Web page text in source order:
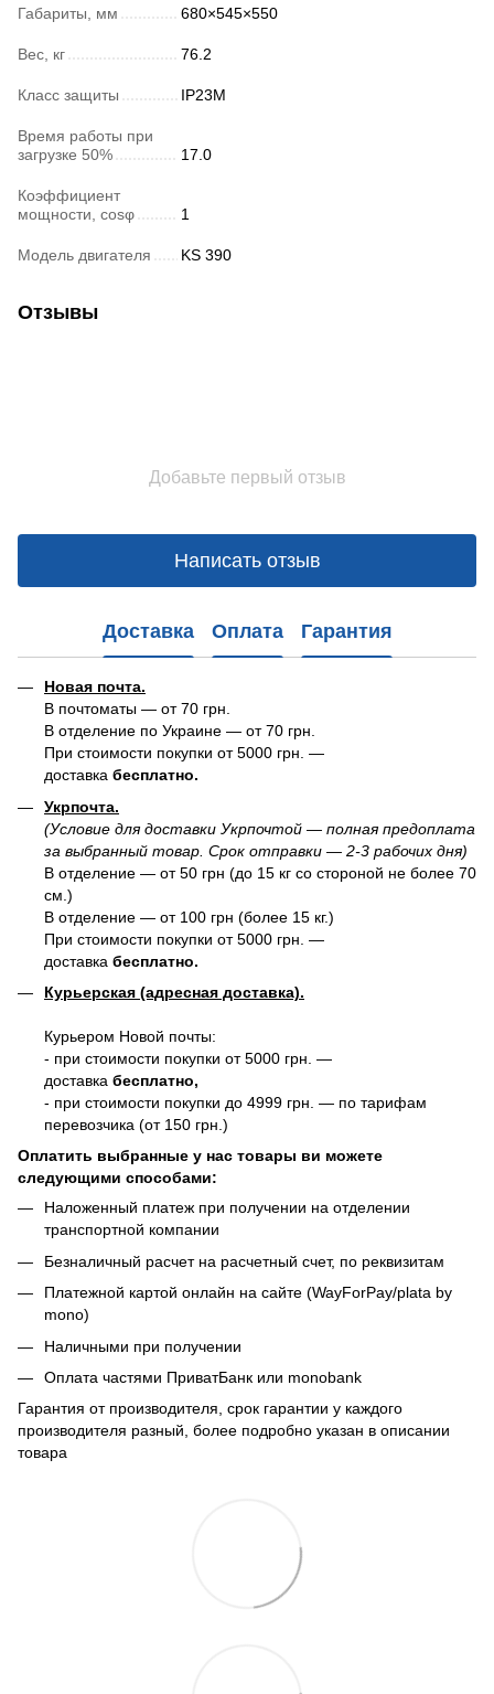
Габариты, мм 680×545×550
Вес, кг 76.2
Класс защиты IP23M
Время работы при
загрузке 50%
17.0
Коэффициент
мощности, cosφ
1
Модель двигателя KS 390
Отзывы
Добавьте первый отзыв
Написать отзыв
Доставка Оплата Гарантия
Новая почта.
В почтоматы — от 70 грн.
В отделение по Украине — от 70 грн.
При стоимости покупки от 5000 грн. —
доставка бесплатно.
Укрпочта.
(Условие для доставки Укрпочтой — полная предоплата
за выбранный товар. Срок отправки — 2-3 рабочих дня)
В отделение — от 50 грн (до 15 кг со стороной не более 70
см.)
В отделение — от 100 грн (более 15 кг.)
При стоимости покупки от 5000 грн. —
доставка бесплатно.
Курьерская (адресная доставка).
Курьером Новой почты:
- при стоимости покупки от 5000 грн. —
доставка бесплатно,
- при стоимости покупки до 4999 грн. — по тарифам
перевозчика (от 150 грн.)
Оплатить выбранные у нас товары ви можете
следующими способами:
Наложенный платеж при получении на отделении
транспортной компании
Безналичный расчет на расчетный счет, по реквизитам
Платежной картой онлайн на сайте (WayForPay/plata by
mono)
Наличными при получении
Оплата частями ПриватБанк или monobank
Гарантия от производителя, срок гарантии у каждого
производителя разный, более подробно указан в описании
товара